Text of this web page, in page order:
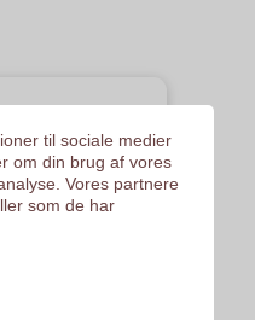
XL
til sociale medier
om din brug af vores
Vores partnere
som de har